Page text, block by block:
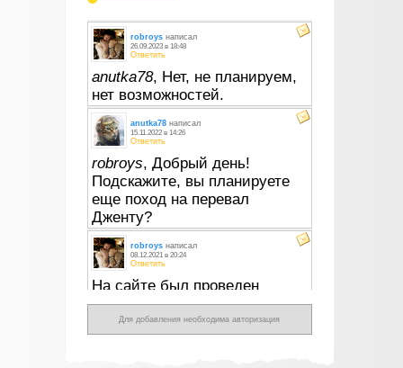
Для добавления необходима авторизация